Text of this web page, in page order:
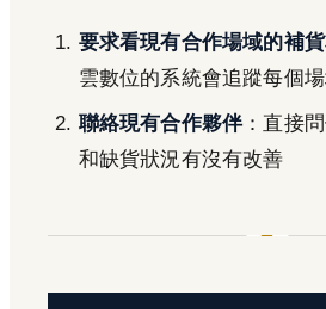
要求看現有合作場域的補
雲數位的系統會追蹤每個
聯絡現有合作夥伴：直接
和缺貨狀況有沒有改善